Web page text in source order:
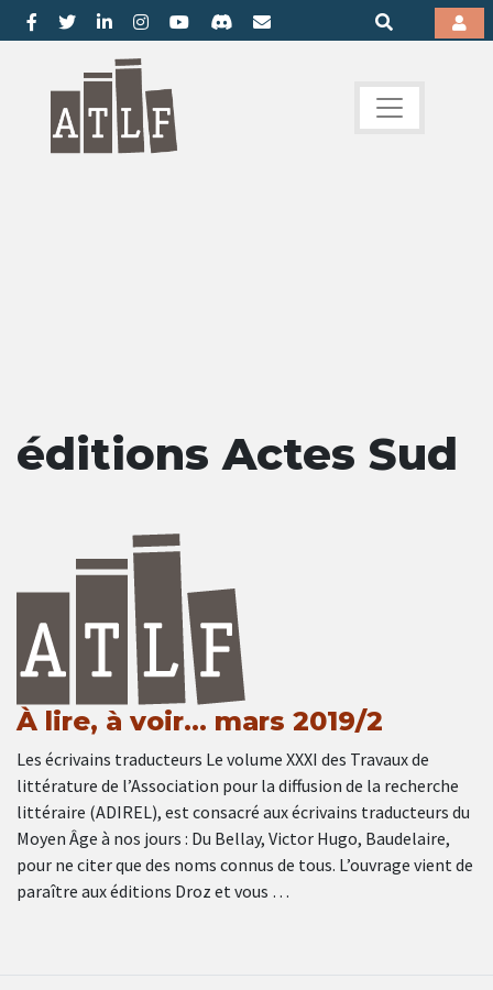
éditions Actes Sud
À lire, à voir… mars 2019/2
Les écrivains traducteurs Le volume XXXI des Travaux de
littérature de l’Association pour la diffusion de la recherche
littéraire (ADIREL), est consacré aux écrivains traducteurs du
Moyen Âge à nos jours : Du Bellay, Victor Hugo, Baudelaire,
pour ne citer que des noms connus de tous. L’ouvrage vient de
paraître aux éditions Droz et vous …